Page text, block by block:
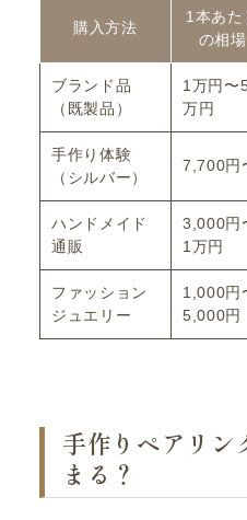
購入方法
1本あた
の相場
ブランド品
（既製品）
1万円〜
万円
手作り体験
（シルバー）
7,700円
ハンドメイド
通販
3,000円
1万円
ファッション
ジュエリー
1,000円
5,000円
手作りペアリン
まる？